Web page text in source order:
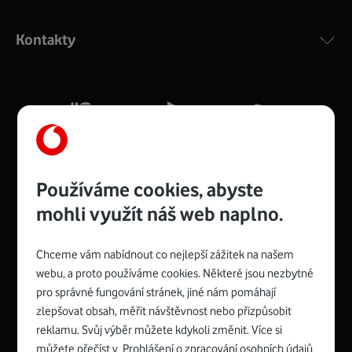
silný signál pro celou domácnost. Kompaktní rozměry 21
Více o COMPAL CH7465VF
Zyxel VMG8623-T50B:
Rozměry modemu jsou 16 x 22 x 7,5 cm (včetně stojánku)
a nabízí 4 gigabitové LAN porty a bezdrátové připojení Wi-
Spojte se s Vodafonem
Kontakty
Používáme cookies, abyste
mohli využít náš web naplno.
Chceme vám nabídnout co nejlepší zážitek na našem
webu, a proto používáme cookies. Některé jsou nezbytné
pro správné fungování stránek, jiné nám pomáhají
zlepšovat obsah, měřit návštěvnost nebo přizpůsobit
reklamu. Svůj výběr můžete kdykoli změnit. Více si
můžete přečíst v Prohlášení o zpracování osobních údajů